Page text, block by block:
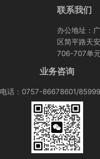
联系我们
办公地址：
区简平路天
706-707单元
业务咨询
电话：0757-86678601/